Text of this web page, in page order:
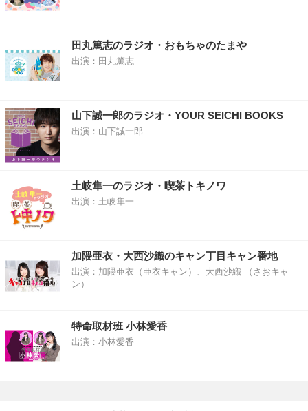
田丸篤志のラジオ・おもちゃのたまや
出演：田丸篤志
山下誠一郎のラジオ・YOUR SEICHI BOOKS
出演：山下誠一郎
土岐隼一のラジオ・喫茶トキノワ
出演：土岐隼一
加隈亜衣・大西沙織のキャン丁目キャン番地
出演：加隈亜衣（亜衣キャン）、大西沙織 （さおキャ
ン）
特命取材班 小林愛香
出演：小林愛香